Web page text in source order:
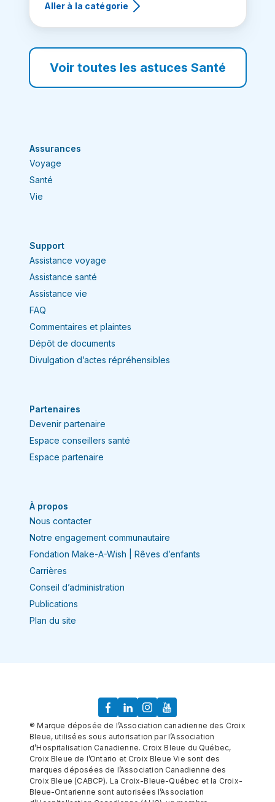
Aller à la catégorie
Voir toutes les astuces Santé
Assurances
Voyage
Santé
Vie
Support
Assistance voyage
Assistance santé
Assistance vie
FAQ
Commentaires et plaintes
Dépôt de documents
Divulgation d’actes répréhensibles
Partenaires
Devenir partenaire
Espace conseillers santé
Espace partenaire
À propos
Nous contacter
Notre engagement communautaire
Fondation Make-A-Wish | Rêves d’enfants
Carrières
Conseil d’administration
Publications
Plan du site
® Marque déposée de l’Association canadienne des Croix
Bleue, utilisées sous autorisation par l’Association
d’Hospitalisation Canadienne. Croix Bleue du Québec,
Croix Bleue de l’Ontario et Croix Bleue Vie sont des
marques déposées de l’Association Canadienne des
Croix Bleue (CABCP). La Croix-Bleue-Québec et la Croix-
Bleue-Ontarienne sont autorisées l’Association